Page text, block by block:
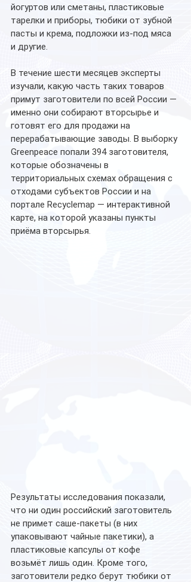
йогуртов или сметаны, пластиковые
тарелки и приборы, тюбики от зубной
пасты и крема, подложки из-под мяса
и другие.
В течение шести месяцев эксперты
изучали, какую часть таких товаров
примут заготовители по всей России —
именно они собирают вторсырье и
готовят его для продажи на
перерабатывающие заводы. В выборку
Greenpeace попали 394 заготовителя,
которые обозначены в
территориальных схемах обращения с
отходами субъектов России и на
портале Recyclemap — интерактивной
карте, на которой указаны пункты
приёма вторсырья.
Результаты исследования показали,
что ни один российский заготовитель
не примет саше-пакеты (в них
упаковывают чайные пакетики), а
пластиковые капсулы от кофе
возьмёт лишь один. Кроме того,
заготовители редко берут тюбики от